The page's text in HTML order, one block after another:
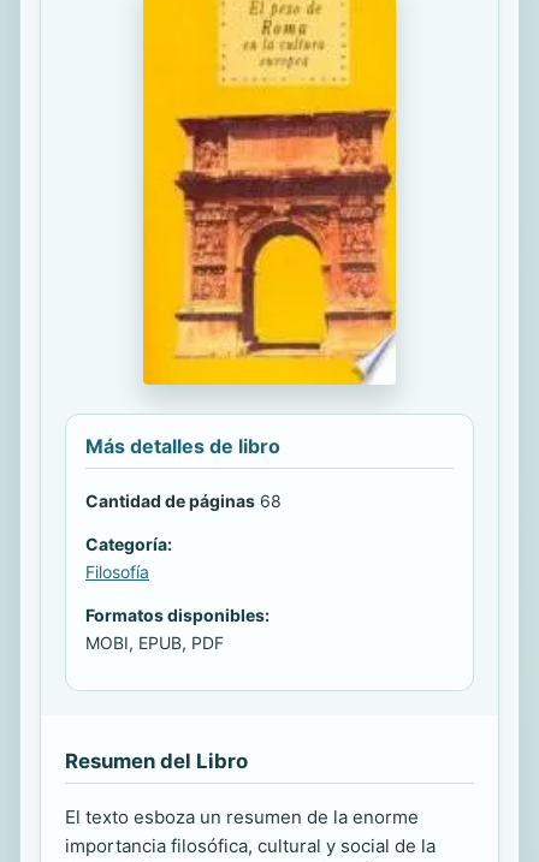
Más detalles de libro
Cantidad de páginas 68
Categoría:
Filosofía
Formatos disponibles:
MOBI, EPUB, PDF
Resumen del Libro
El texto esboza un resumen de la enorme
importancia filosófica, cultural y social de la